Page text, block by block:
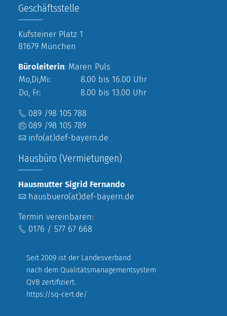
Geschäftsstelle
Kufsteiner Platz 1
81679 München
Büroleiterin: Maren Puls
Mo,Di,Mi:
8.00 bis 16.00 Uhr
Do, Fr:
8.00 bis 13.00 Uhr
089 /98 105 788
089 /98 105 789
info(at)def-bayern.de
Hausbüro (Vermietungen)
Hausmutter Sigrid Fernando
hausbuero(at)def-bayern.de
Termin vereinbaren:
0176 / 577 67 668
Seit 2009 ist der Landesverband
nach dem Qualitätsmanagementsystem
QVB zertifiziert.
https://sq-cert.de/